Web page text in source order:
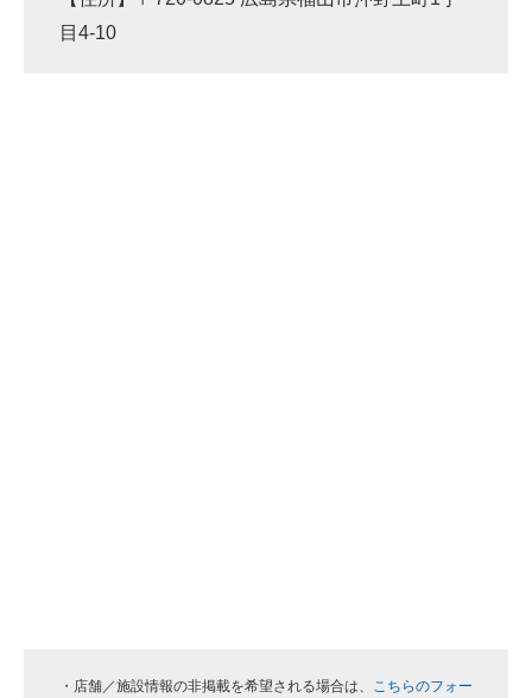
目4-10
・店舗／施設情報の非掲載を希望される場合は、 こちらのフォー